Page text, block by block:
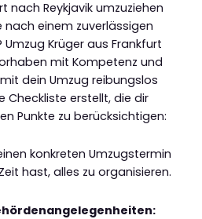
nach Reykjavik umzuziehen
einem zuverlässigen
Krüger aus Frankfurt
mit Kompetenz und
dein Umzug reibungslos
Checkliste erstellt, die dir
Punkte zu berücksichtigen:
konkreten Umzugstermin
hast, alles zu organisieren.